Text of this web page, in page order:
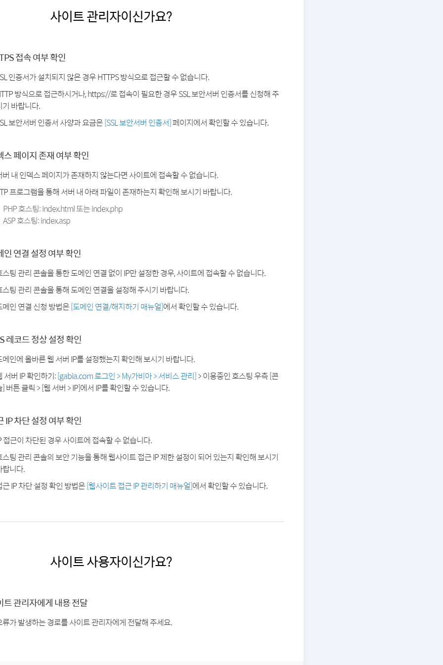
사이트 관리자이신가요?
접속 여부 확인
인증서가 설치되지 않은 경우 HTTPS 방식으로 접근할 수 없습니다.
방식으로 접근하시거나, https://로 접속이 필요한 경우 SSL 보안서버 인증서를 신청해 주
기 바랍니다.
보안서버 인증서 사양과 요금은[SSL 보안서버 인증서]페이지에서 확인할 수 있습니다.
스 페이지 존재 여부 확인
버 내 인덱스 페이지가 존재하지 않는다면 사이트에 접속할 수 없습니다.
프로그램을 통해 서버 내 아래 파일이 존재하는지 확인해 보시기 바랍니다.
PHP 호스팅: index.html 또는 index.php
ASP 호스팅: index.asp
인 연결 설정 여부 확인
스팅 관리 콘솔을 통한 도메인 연결 없이 IP만 설정한 경우, 사이트에 접속할 수 없습니다.
스팅 관리 콘솔을 통해 도메인 연결을 설정해 주시기 바랍니다.
메인 연결 신청 방법은[도메인 연결/해지하기 매뉴얼]에서 확인할 수 있습니다.
레코드 정상 설정 확인
메인에 올바른 웹 서버 IP를 설정했는지 확인해 보시기 바랍니다.
서버 IP 확인하기:[gabia.com 로그인 > My가비아 > 서비스 관리]> 이용중인 호스팅 우측 [콘
] 버튼 클릭 > [웹 서버 > IP]에서 IP를 확인할 수 있습니다.
IP 차단 설정 여부 확인
접근이 차단된 경우 사이트에 접속할 수 없습니다.
스팅 관리 콘솔의 보안 기능을 통해 웹사이트 접근 IP 제한 설정이 되어 있는지 확인해 보시기
랍니다.
근 IP 차단 설정 확인 방법은[웹사이트 접근 IP 관리하기 매뉴얼]에서 확인할 수 있습니다.
사이트 사용자이신가요?
트 관리자에게 내용 전달
류가 발생하는 경로를 사이트 관리자에게 전달해 주세요.